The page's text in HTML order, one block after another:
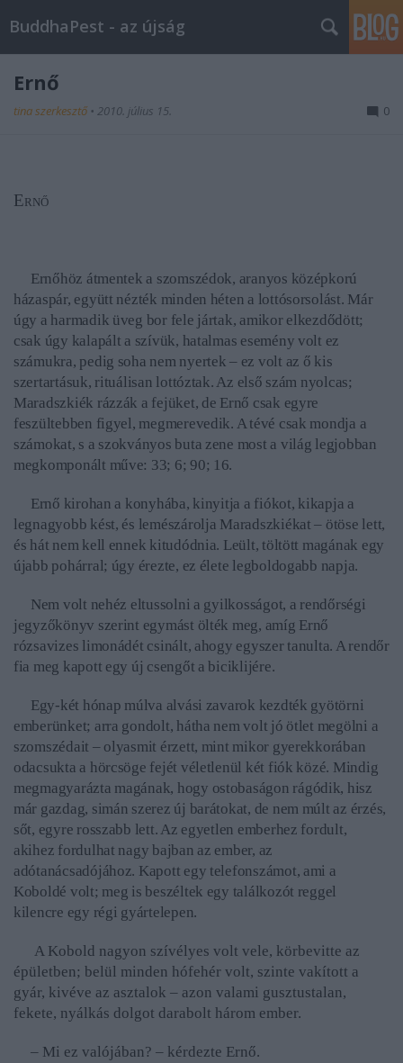
BuddhaPest - az újság
Ernő
tina szerkesztő • 2010. július 15. 0
Ernő
Ernőhöz átmentek a szomszédok, aranyos középkorú
házaspár, együtt nézték minden héten a lottósorsolást. Már
úgy a harmadik üveg bor fele jártak, amikor elkezdődött;
csak úgy kalapált a szívük, hatalmas esemény volt ez
számukra, pedig soha nem nyertek – ez volt az ő kis
szertartásuk, rituálisan lottóztak. Az első szám nyolcas;
Maradszkiék rázzák a fejüket, de Ernő csak egyre
feszültebben figyel, megmerevedik. A tévé csak mondja a
számokat, s a szokványos buta zene most a világ legjobban
megkomponált műve: 33; 6; 90; 16.
Ernő kirohan a konyhába, kinyitja a fiókot, kikapja a
legnagyobb kést, és lemészárolja Maradszkiékat – ötöse lett,
és hát nem kell ennek kitudódnia. Leült, töltött magának egy
újabb pohárral; úgy érezte, ez élete legboldogabb napja.
Nem volt nehéz eltussolni a gyilkosságot, a rendőrségi
jegyzőkönyv szerint egymást ölték meg, amíg Ernő
rózsavizes limonádét csinált, ahogy egyszer tanulta. A rendőr
fia meg kapott egy új csengőt a biciklijére.
Egy-két hónap múlva alvási zavarok kezdték gyötörni
emberünket; arra gondolt, hátha nem volt jó ötlet megölni a
szomszédait – olyasmit érzett, mint mikor gyerekkorában
odacsukta a hörcsöge fejét véletlenül két fiók közé. Mindig
megmagyarázta magának, hogy ostobaságon rágódik, hisz
már gazdag, simán szerez új barátokat, de nem múlt az érzés,
sőt, egyre rosszabb lett. Az egyetlen emberhez fordult,
akihez fordulhat nagy bajban az ember, az
adótanácsadójához. Kapott egy telefonszámot, ami a
Koboldé volt; meg is beszéltek egy találkozót reggel
kilencre egy régi gyártelepen.
A Kobold nagyon szívélyes volt vele, körbevitte az
épületben; belül minden hófehér volt, szinte vakított a
gyár, kivéve az asztalok – azon valami gusztustalan,
fekete, nyálkás dolgot darabolt három ember.
– Mi ez valójában? – kérdezte Ernő.